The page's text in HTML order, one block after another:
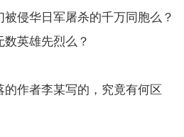
侵华日军屠杀的千万同胞么？
英雄先烈么？
作者李某写的，究竟有何区